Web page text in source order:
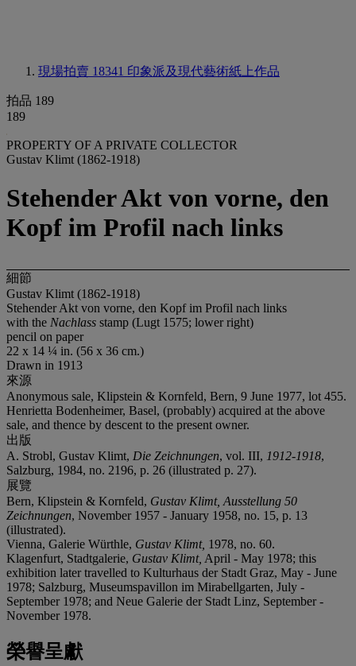
現場拍賣 18341 印象派及現代藝術紙上作品
拍品 189
189
PROPERTY OF A PRIVATE COLLECTOR
Gustav Klimt (1862-1918)
Stehender Akt von vorne, den
Kopf im Profil nach links
細節
Gustav Klimt (1862-1918)
Stehender Akt von vorne, den Kopf im Profil nach links
with the Nachlass stamp (Lugt 1575; lower right)
pencil on paper
22 x 14 ¼ in. (56 x 36 cm.)
Drawn in 1913
來源
Anonymous sale, Klipstein & Kornfeld, Bern, 9 June 1977, lot 455.
Henrietta Bodenheimer, Basel, (probably) acquired at the above
sale, and thence by descent to the present owner.
出版
A. Strobl, Gustav Klimt, Die Zeichnungen, vol. III, 1912-1918,
Salzburg, 1984, no. 2196, p. 26 (illustrated p. 27).
展覽
Bern, Klipstein & Kornfeld, Gustav Klimt, Ausstellung 50
Zeichnungen, November 1957 - January 1958, no. 15, p. 13
(illustrated).
Vienna, Galerie Würthle, Gustav Klimt, 1978, no. 60.
Klagenfurt, Stadtgalerie, Gustav Klimt, April - May 1978; this
exhibition later travelled to Kulturhaus der Stadt Graz, May - June
1978; Salzburg, Museumspavillon im Mirabellgarten, July -
September 1978; and Neue Galerie der Stadt Linz, September -
November 1978.
榮譽呈獻